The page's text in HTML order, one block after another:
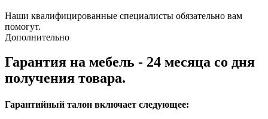
Наши квалифицированные специалисты обязательно вам
помогут.
Дополнительно
Гарантия на мебель - 24 месяца со дня
получения товара.
Гарантийный талон включает следующее: